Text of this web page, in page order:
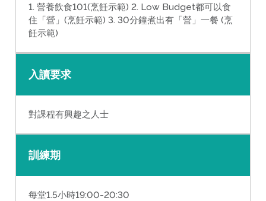
1. 營養飲食101(烹飪示範) 2. Low Budget都可以食
住「營」(烹飪示範) 3. 30分鐘煮出有「營」一餐 (烹
飪示範)
入讀要求
對課程有興趣之人士
訓練期
每堂1.5小時19:00-20:30